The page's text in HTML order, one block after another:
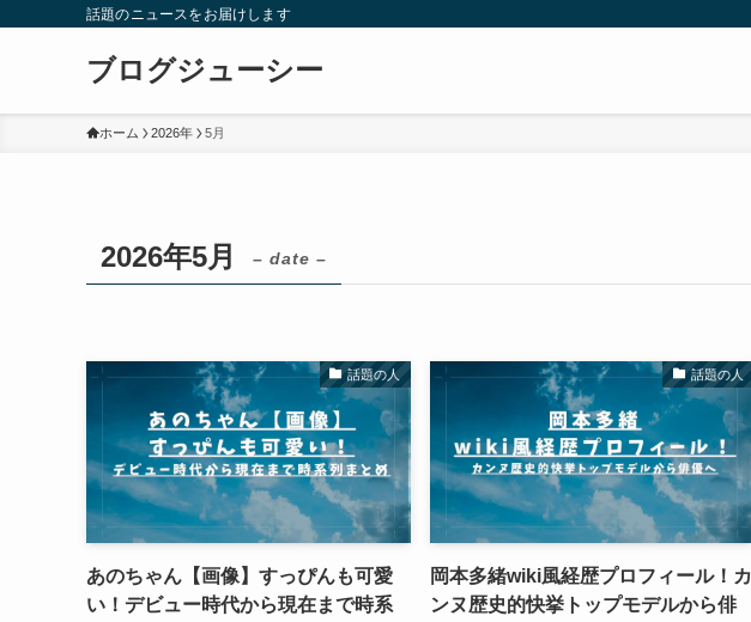
話題のニュースをお届けします
ブログジューシー
ホーム 2026年 5月
2026年5月 – date –
話題の人
あのちゃん【画像】すっぴんも可愛
い！デビュー時代から現在まで時系
話題の人
岡本多緒wiki風経歴プロフィール！カ
ンヌ歴史的快挙トップモデルから俳